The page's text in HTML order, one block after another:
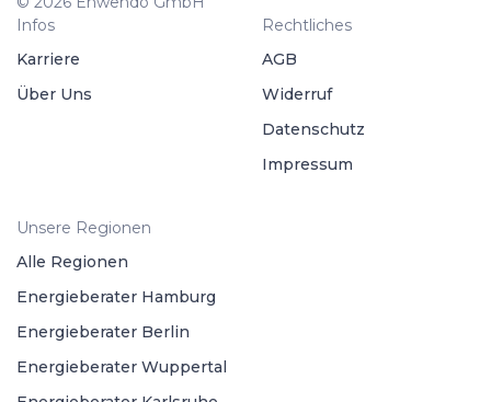
Infos
Karriere
Über Uns
Rechtliches
AGB
Widerruf
Datenschutz
Impressum
Unsere Regionen
Alle Regionen
Energieberater Hamburg
Energieberater Berlin
Energieberater Wuppertal